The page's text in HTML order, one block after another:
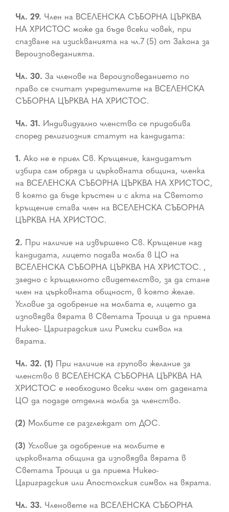
Чл. 29. Член на ВСЕЛЕНСКА СЪБОРНА ЦЪРКВА
НА ХРИСТОС може да бъде всеки човек, при
спазване на изискванията на чл.7 (5) от Закона за
Вероизповеданията.
Чл. 30. За членове на вероизповеданието по
право се считат учредителите на ВСЕЛЕНСКА
СЪБОРНА ЦЪРКВА НА ХРИСТОС.
Чл. 31. Индивидуално членство се придобива
според религиозния статут на кандидата:
1. Ако не е приел Св. Кръщение, кандидатът
избира сам обряда и църковната община, членка
на ВСЕЛЕНСКА СЪБОРНА ЦЪРКВА НА ХРИСТОС,
в която да бъде кръстен и с акта на Светото
кръщение става член на ВСЕЛЕНСКА СЪБОРНА
ЦЪРКВА НА ХРИСТОС.
2. При наличие на извършено Св. Кръщение над
кандидата, лицето подава молба в ЦО на
ВСЕЛЕНСКА СЪБОРНА ЦЪРКВА НА ХРИСТОС. ,
заедно с кръщелното свидетелство, за да стане
член на църковната общност, в която желае.
Условие за одобрение на молбата е, лицето да
изповядва вярата в Светата Троица и да приема
Никео- Цариградския или Римски символ на
вярата.
Чл. 32. (1) При наличие на групово желание за
членство в ВСЕЛЕНСКА СЪБОРНА ЦЪРКВА НА
ХРИСТОС е необходимо всеки член от дадената
ЦО да подаде отделна молба за членство.
(2) Молбите се разглеждат от ДОС.
(3) Условие за одобрение на молбите е
църковната община да изповядва вярата в
Светата Троица и да приема Никео-
Цариградския или Апостолския символ на вярата.
Чл. 33. Членовете на ВСЕЛЕНСКА СЪБОРНА